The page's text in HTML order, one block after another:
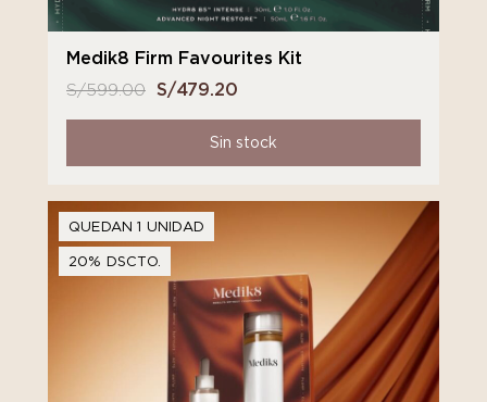
Medik8 Firm Favourites Kit
S/599.00 El
precio
original
era:
S/479.20
precio
actual
es:
Sin stock
QUEDAN 1 UNIDAD
20% DSCTO.